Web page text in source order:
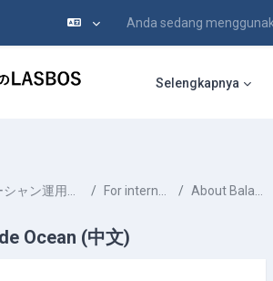
Anda sedang
Selengkapnya
バランスドオーシャン運用部 Balance de Ocean Team For international users About Balance de Ocean
Ocean (中文)